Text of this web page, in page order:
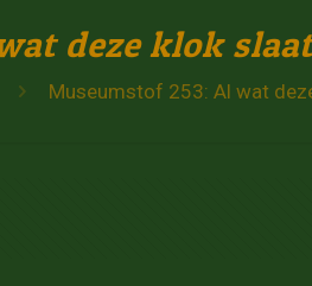
deze klok
Museumstof 253: Al wat